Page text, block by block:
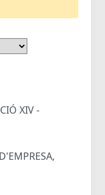
XIV -